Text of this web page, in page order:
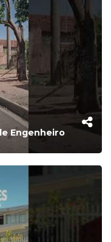
Engenheiro